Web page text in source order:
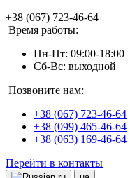
+38 (067) 723-46-64
Время работы:
Пн-Пт: 09:00-18:00
Сб-Вс: выходной
Позвоните нам:
+38 (067) 723-46-64
+38 (099) 465-46-64
+38 (063) 169-46-64
Перейти в контакты